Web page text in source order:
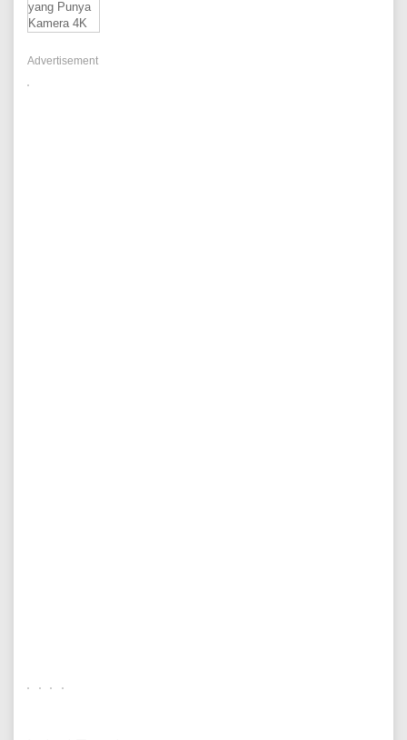
Advertisement